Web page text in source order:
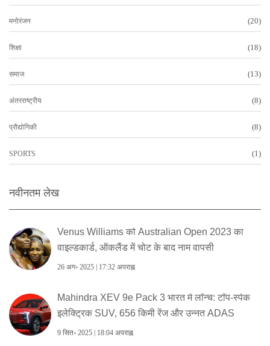
मनोरंजन (20)
शिक्षा (18)
समाज (13)
अंतरराष्ट्रीय (8)
प्रौद्योगिकी (8)
SPORTS (1)
नवीनतम लेख
Venus Williams को Australian Open 2023 का
वाइल्डकार्ड, ऑकलैंड में चोट के बाद नाम वापसी
26 अग॰ 2025 | 17:32 अपराह्न
Mahindra XEV 9e Pack 3 भारत में लॉन्च: टॉप-स्पेक
इलेक्ट्रिक SUV, 656 किमी रेंज और उन्नत ADAS
9 सित॰ 2025 | 18:04 अपराह्न